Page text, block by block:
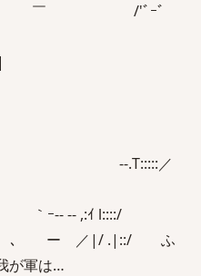
:| ￣ /'ﾞｰﾞ
:::|
!:::::::::|
:::::| -‐.T:::::／
｀ｰ-- -‐ ,:ｲ l::::/
N. ` ､ ー ／|/ .|::/ ふ
が軍は…